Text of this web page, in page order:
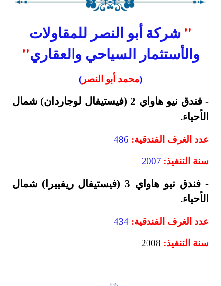
" شركة أبو النصر للمقاولات
والأستثمار السياحي والعقاري"
(محمد أبو النصر )
- فندق نيو هاواي 2 (فيستيفال لوجاردان) شمال
الأحياء.
عدد الغرف الفندقية:
سنة التنفيذ: 2007
- فندق نيو هاواي 3 (فيستيفال ريفييرا) شمال
الأحياء.
عدد الغرف الفندقية:
سنة التنفيذ: 2008